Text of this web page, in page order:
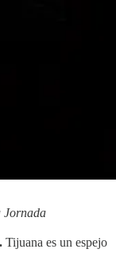
Jornada
Tijuana es un espejo